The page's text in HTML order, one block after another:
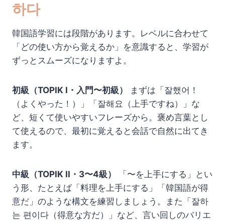
하다
韓国語学習には段階があります。レベルに合わせて
「どの使い方から覚えるか」を意識すると、学習が
ずっとスムーズになりますよ。
初級（TOPIK I・入門〜初級）
まずは「잘했어！
（よくやった！）」「잘해요（上手ですね）」な
ど、短くて使いやすいフレーズから。褒め言葉とし
て使えるので、最初に覚えると会話で自然に出てき
ます。
中級（TOPIK II・3〜4級）
「〜を上手にする」とい
う形、たとえば「料理を上手にする」「韓国語が得
意だ」のような構文を練習しましょう。また「잘하
는 편이다（得意な方だ）」など、言い回しのバリエ